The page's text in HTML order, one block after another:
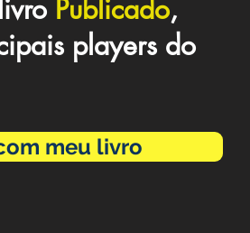
Publicado,
players do
meu livro